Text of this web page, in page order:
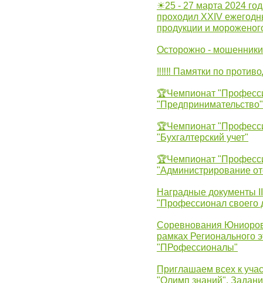
☀25 - 27 марта 2024
проходил XXIV
продукции и
Осторожно -
‼‼‼ Памятки по
🏆Чемпионат
"Предпринимательство"
🏆Чемпионат
"Бухгалтерский учет"
🏆Чемпионат
"Администрирование
Наградные документы
"Профессионал своего
Соревнования
рамках Регионального
"ПРофессионалы"
Приглашаем всех к
"Олимп знаний".